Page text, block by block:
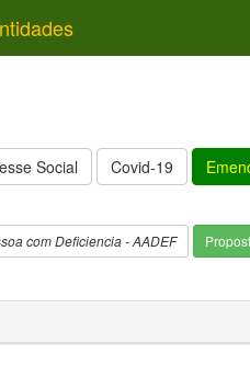
Social Covid-19
com Deficiencia - AADEF